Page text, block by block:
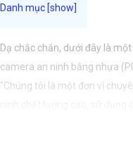
Dạ chắc chắn, dưới đây là
camera an ninh bằng nhựa
"Chúng tôi là một đơn vị
khách hàng sự an tâm và
thống camera nhựa của